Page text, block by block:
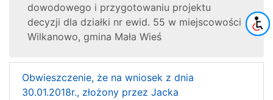
dowodowego i przygotowaniu projektu
decyzji dla działki nr ewid. 55 w miejscowości
Wilkanowo, gmina Mała Wieś
Obwieszczenie, że na wniosek z dnia
30.01.2018r., złożony przez Jacka